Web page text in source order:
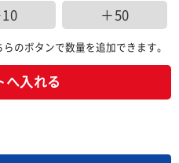
＋50
らのボタンで数量を追加できます。
へ入れる